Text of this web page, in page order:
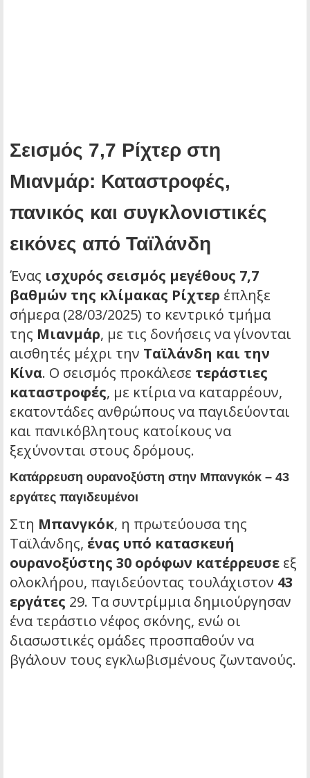
Σεισμός 7,7 Ρίχτερ στη
Μιανμάρ: Καταστροφές,
πανικός και συγκλονιστικές
εικόνες από Ταϊλάνδη
Ένας ισχυρός σεισμός μεγέθους 7,7
βαθμών της κλίμακας Ρίχτερ έπληξε
σήμερα (28/03/2025) το κεντρικό τμήμα
της Μιανμάρ, με τις δονήσεις να γίνονται
αισθητές μέχρι την Ταϊλάνδη και την
Κίνα. Ο σεισμός προκάλεσε τεράστιες
καταστροφές, με κτίρια να καταρρέουν,
εκατοντάδες ανθρώπους να παγιδεύονται
και πανικόβλητους κατοίκους να
ξεχύνονται στους δρόμους.
Κατάρρευση ουρανοξύστη στην Μπανγκόκ – 43
εργάτες παγιδευμένοι
Στη Μπανγκόκ, η πρωτεύουσα της
Ταϊλάνδης, ένας υπό κατασκευή
ουρανοξύστης 30 ορόφων κατέρρευσε εξ
ολοκλήρου, παγιδεύοντας τουλάχιστον 43
εργάτες 29. Τα συντρίμμια δημιούργησαν
ένα τεράστιο νέφος σκόνης, ενώ οι
διασωστικές ομάδες προσπαθούν να
βγάλουν τους εγκλωβισμένους ζωντανούς.